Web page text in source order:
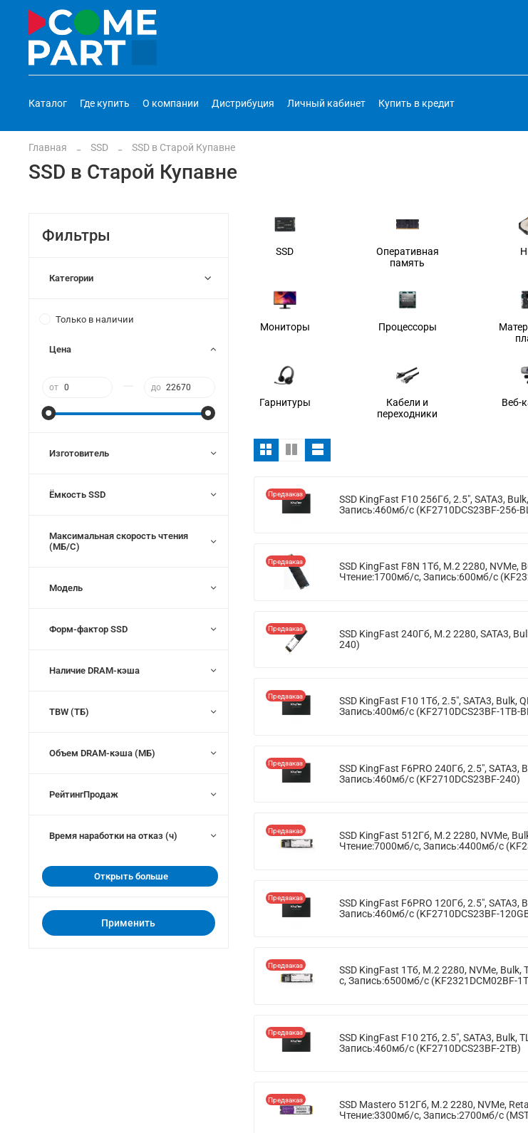
Каталог Где купить О компании Дистрибуция Личный кабинет Купить в кредит
Главная SSD SSD в Старой Купавне
SSD в Старой Купавне
SSD
Оперативная
память
Мониторы Процессоры
Гарнитуры
Кабели и
переходники
Веб-
Предзаказ
SSD KingFast F10 256Гб, 2.5", SATA3,
Запись:460мб/с (KF2710DCS23BF-256-
Предзаказ
SSD KingFast F8N 1Тб, M.2 2280, NVMe,
Чтение:1700мб/с, Запись:600мб/с
Предзаказ
SSD KingFast 240Гб, M.2 2280, SATA3,
240)
Предзаказ
SSD KingFast F10 1Тб, 2.5", SATA3, Bulk,
Запись:400мб/с (KF2710DCS23BF-1TB-
Предзаказ
SSD KingFast F6PRO 240Гб, 2.5", SATA3,
Запись:460мб/с (KF2710DCS23BF-240)
Предзаказ
SSD KingFast 512Гб, M.2 2280, NVMe,
Чтение:7000мб/с, Запись:4400мб/с
Предзаказ
SSD KingFast F6PRO 120Гб, 2.5", SATA3,
Запись:460мб/с (KF2710DCS23BF-
Предзаказ
SSD KingFast 1Тб, M.2 2280, NVMe,
с, Запись:6500мб/с (KF2321DCM02BF-
Предзаказ
SSD KingFast F10 2Тб, 2.5", SATA3, Bulk,
Запись:460мб/с (KF2710DCS23BF-2TB)
Предзаказ
SSD Mastero 512Гб, M.2 2280, NVMe,
Чтение:3300мб/с, Запись:2700мб/с
Фильтры
Категории
Только в наличии
Открыть больше
Цена
от до
Изготовитель
Ёмкость SSD
Максимальная скорость чтения
(МБ/С)
Модель
Форм-фактор SSD
Наличие DRAM-кэша
TBW (ТБ)
Объем DRAM-кэша (МБ)
РейтингПродаж
Время наработки на отказ (ч)
Применить